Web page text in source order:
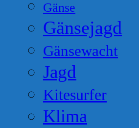
Gänse
Gänsejagd
Gänsewacht
Jagd
Kitesurfer
Klima